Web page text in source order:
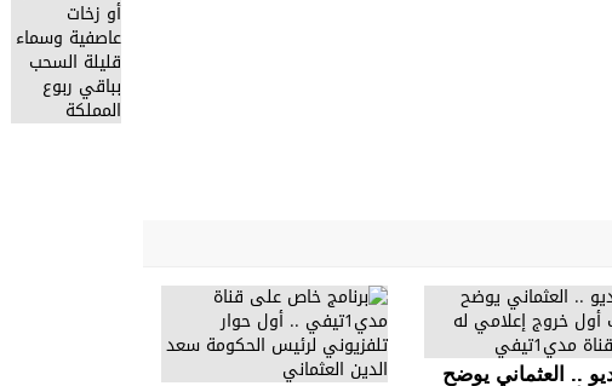
.. العثماني يوضح